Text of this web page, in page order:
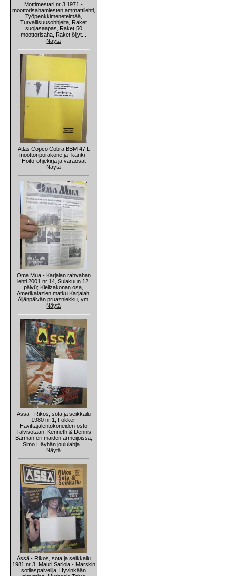
Mottimestari nr 3 1971 -
moottorisahamiesten ammattilehti,
Työpenkkimenetelmää,
Turvallisuusohhjeita, Raket
suojasaapas, Raket 50
moottorisaha, Raket öljyt...
Näytä
Atlas Copco Cobra BBM 47 L
moottoriporakone ja -kanki -
Hoito-ohjekirja ja varaosat
Näytä
Oma Mua - Karjalan rahvahan
lehti 2001 nr 14, Sulakuun 12.
päivü; Kielizakonan osa,
Amerikalazien matku Karjalah,
Äijänpäivän pruazniekku, ym.
Näytä
Ässä - Rikos, sota ja seikkailu
1980 nr 1, Fokker
Hävittäjälentokoneiden osto
Talvisotaan, Kenneth & Dennis
Barman eri maiden armeijoissa,
Simo Häyhän joululahja...
Näytä
Ässä - Rikos, sota ja seikkailu
1981 nr 3, Mauri Sariola - Marskin
sotilaspalvelija, Hyvinkään